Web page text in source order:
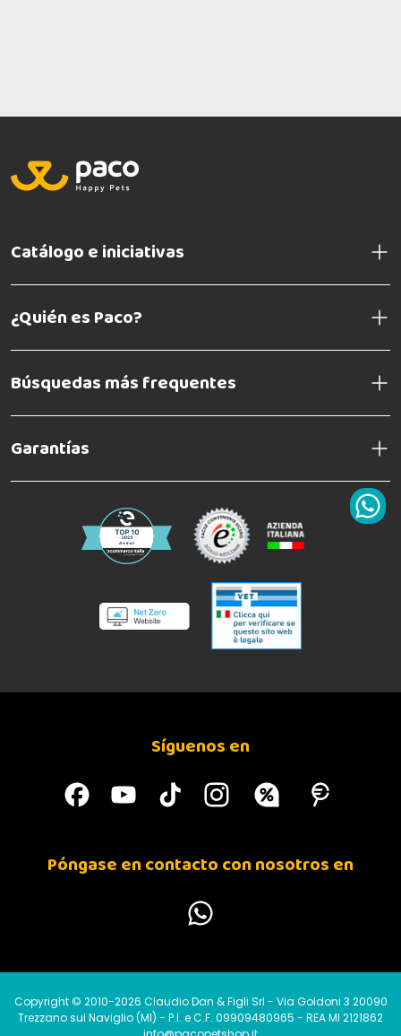
Catálogo e iniciativas
¿Quién es Paco?
Búsquedas más frequentes
Garantías
Síguenos en
Póngase en contacto con nosotros en
Copyright © 2010-2026 Claudio Dan & Figli Srl - Via Goldoni 3 20090
Trezzano sul Naviglio (MI) - P.I. e C.F. 09909480965 - REA MI 2121862